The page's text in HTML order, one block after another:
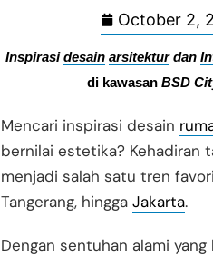
October 2,
Inspirasi desain arsitektur dan
di kawasan BSD
Mencari inspirasi desain
bernilai estetika? Kehadiran
menjadi salah satu tren
Tangerang, hingga Jakarta.
Dengan sentuhan alami